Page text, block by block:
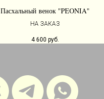
Пасхальный венок "PEONIA"
НА ЗАКАЗ
4 600 руб.